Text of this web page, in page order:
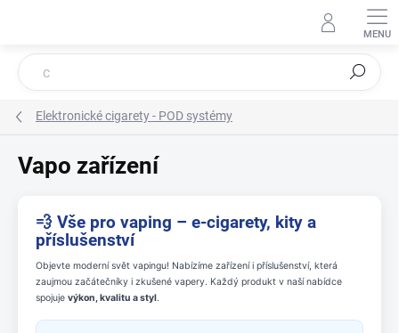
Hledat
Elektronické cigarety - POD systémy
Vapo zařízení
💨 Vše pro vaping – e-cigarety, kity a
příslušenství
Objevte moderní svět vapingu! Nabízíme zařízení i příslušenství, která
zaujmou začátečníky i zkušené vapery. Každý produkt v naší nabídce
spojuje výkon, kvalitu a styl.